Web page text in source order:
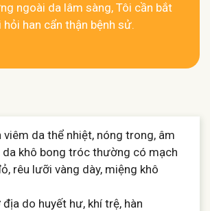
ngoài da lâm sàng, Tôi cần bắt
han cẩn thận bệnh sử.
viêm da thể nhiệt, nóng trong, âm
da khô bong tróc thường có mạch
rêu lưỡi vàng dày, miệng khô
do huyết hư, khí trệ, hàn